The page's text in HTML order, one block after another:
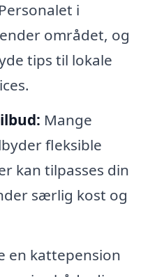
Personalet i
området, og
tips til lokale
Mange
fleksible
kan tilpasses din
særlig kost og
en kattepension